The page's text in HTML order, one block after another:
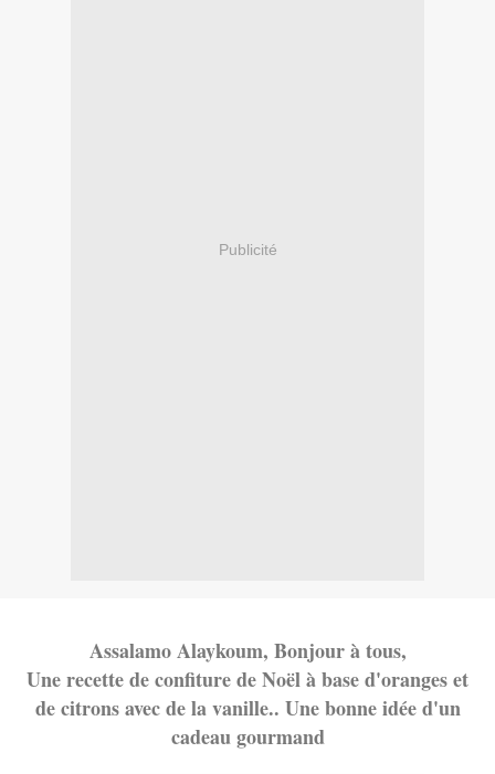
Publicité
Assalamo Alaykoum, Bonjour à tous,
Une recette de confiture de Noël à base d'oranges et
de citrons avec de la vanille.. Une bonne idée d'un
cadeau gourmand